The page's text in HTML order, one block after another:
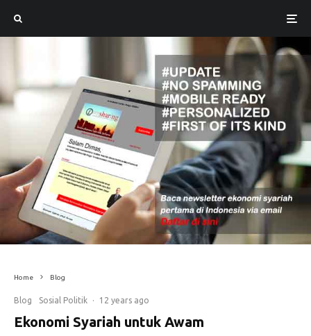
Home Blog
Blog Sosial Politik · 12 years ago
Ekonomi Syariah untuk Awam